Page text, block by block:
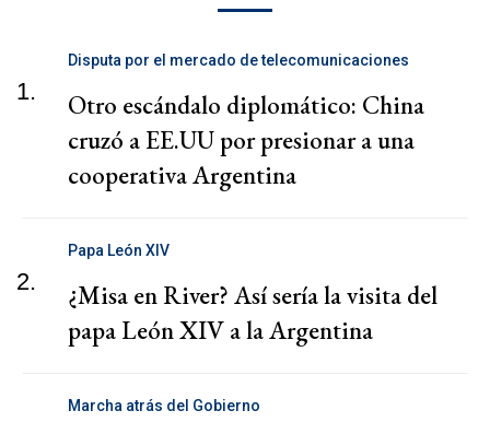
1.
Disputa por el mercado de telecomunicaciones
Otro escándalo diplomático: China
cruzó a EE.UU por presionar a una
cooperativa Argentina
2.
Papa León XIV
¿Misa en River? Así sería la visita del
papa León XIV a la Argentina
Marcha atrás del Gobierno